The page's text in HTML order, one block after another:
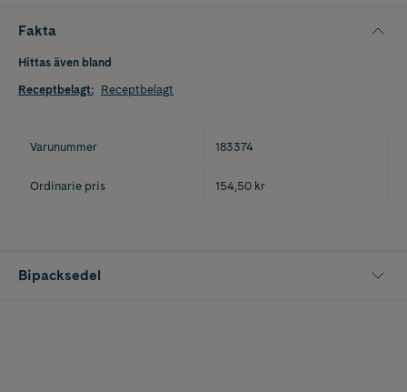
Fakta
Hittas även bland
Receptbelagt: Receptbelagt
Varunummer 183374
Ordinarie pris 154,50 kr
Bipacksedel